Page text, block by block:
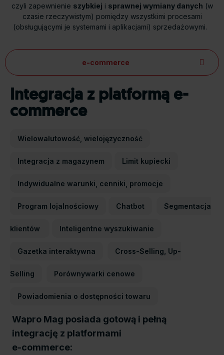
czyli zapewnienie szybkiej i sprawnej wymiany danych (w
czasie rzeczywistym) pomiędzy wszystkimi procesami
(obsługującymi je systemami i aplikacjami) sprzedażowymi.
e-commerce
Integracja z platformą e-
commerce
Wielowalutowość, wielojęzyczność
Integracja z magazynem Limit kupiecki
Indywidualne warunki, cenniki, promocje
Program lojalnościowy Chatbot Segmentacja
klientów Inteligentne wyszukiwanie
Gazetka interaktywna Cross-Selling, Up-
Selling Porównywarki cenowe
Powiadomienia o dostępności towaru
Wapro Mag posiada gotową i pełną
integrację z platformami
e-commerce: